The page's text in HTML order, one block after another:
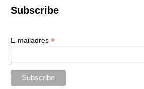
Subscribe
E-mailadres *